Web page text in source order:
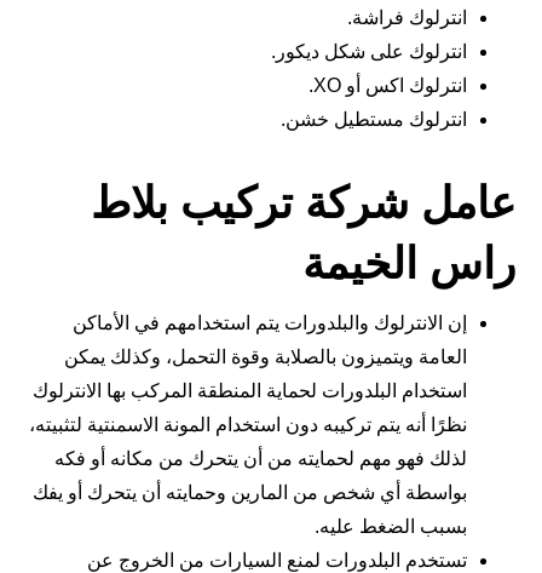
انترلوك فراشة.
انترلوك على شكل ديكور.
انترلوك اكس أو XO.
انترلوك مستطيل خشن.
عامل شركة تركيب بلاط
راس الخيمة
إن الانترلوك والبلدورات يتم استخدامهم في الأماكن
العامة ويتميزون بالصلابة وقوة التحمل، وكذلك يمكن
استخدام البلدورات لحماية المنطقة المركب بها الانترلوك
نظرًا أنه يتم تركيبه دون استخدام المونة الاسمنتية لتثبيته،
لذلك فهو مهم لحمايته من أن يتحرك من مكانه أو فكه
بواسطة أي شخص من المارين وحمايته أن يتحرك أو يفك
بسبب الضغط عليه.
تستخدم البلدورات لمنع السيارات من الخروج عن